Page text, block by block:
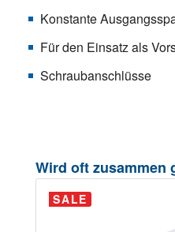
Konstante
Für den Einsatz als
Schraubanschlüsse
Produktgalerie
Wird oft zusammen
SALE